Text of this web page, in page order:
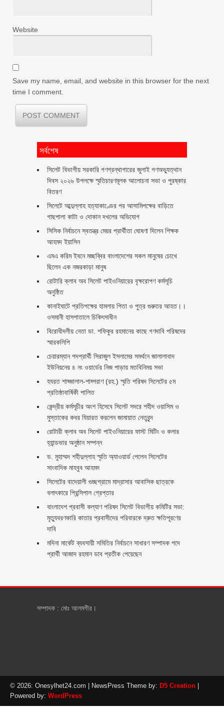
Website
Save my name, email, and website in this browser for the next
time I comment.
সর্বশেষ
সিলেট বিভাগীয় সরকারি গণগ্রন্থাগারের জুলাই গণঅভ্যুত্থান
দিবস ২০২৬ উপলক্ষে স্মৃতিচারণমূলক আলোচনা সভা ও পুরষ্কার
বিতরণ ‎ ‎
সিলেটে আব্দুল্লাহ হত্যাকাণ্ডের পর আসামিপক্ষের বাড়িতে
গাছপালা কাটা ও দোকান দখলের অভিযোগ
সিসিক নির্বাচনে স্বতন্ত্র মেয়র প্রার্থীতা ঘোষণা দিলেন শিক্ষক
আহমদ ইয়াসিন
এমএ করিম ইবনে মচ্ছব্বির বাংলাদেশের সকল মানুষের চোখে
ছিলেন এক নজরকাড়া মানুষ ‎
রোটারি ক্লাব অব সিলেট পাইওনিয়ারের বৃক্ষরোপণ কর্মসূচি
অনুষ্ঠিত
কানাইঘাটে প্রতিপক্ষের হামলায় পিতা ও পুত্র গুরুতর আহত।।
ওসমানী হাসপাতালে চিকিৎসাধীন
বিরোধীদলীয় নেতা ডা. শফিকুর রহমানের কাছে গণদাবি পরিষদের
স্মারকলিপি ‎
চেয়ারম্যান পদপ্রার্থী সিরাজুল ইসলামের সমর্থনে জালালাবাদ
ইউনিয়নের ৪ নং ওয়ার্ডের নিজ পাড়ায় মতবিনিময় সভা
হযরত শাহ্জালাল-শাহ্পরাণ (রহ.) স্মৃতি পরিষদ সিলেটের ৫ম
প্রতিষ্ঠাবার্ষিকী পালিত ‎​
কেন্দ্রীয় কর্মসূচীর অংশ হিসেবে সিলেট সদরে শহীদ ওয়াসিম ও
মুস্তাকের কবর যিয়ারত করলেন জামায়াত নেতৃবৃন্দ ‎
রোটারী ক্লাব অব সিলেট পাইওনিয়ারের ফাস্ট মিটিং ও কলার
হ্যান্ডভার অনুষ্ঠান সম্পন্ন
ড. মুহাম্মদ শহীদুল্লাহ স্মৃতি অ্যাওয়ার্ড পেলেন সিলেটের
সাংবাদিক মাহবুব আহমদ
সিলেটের বাদেয়ালী গুচ্ছগ্রামে মাদ্রাসার আবাসিক ছাত্রকে
বলাৎকারে প্রিন্সিপাল গ্রেপ্তার ‎
বাংলাদেশ প্রবাসী কল্যাণ পরিষদ সিলেট বিভাগীয় কমিটির সভা:
মৃত্যুবরণকারি কাতার প্রবাসীদের পরিবারকে দ্রুত ক্ষতিপূরণের
দাবি
মদিনা মার্কেট ব্যবসায়ী সমিতির নির্বাচনে সাধারণ সম্পাদক পদে
প্রার্থী আজাদ রহমান ডাব প্রতীক পেয়েছেন ‎
সম্পাদক : মোঃ আলমগীর।
© 2026: Onesylhet24.com | NewsPress Theme by: D5 Creation
Powered by: WordPress